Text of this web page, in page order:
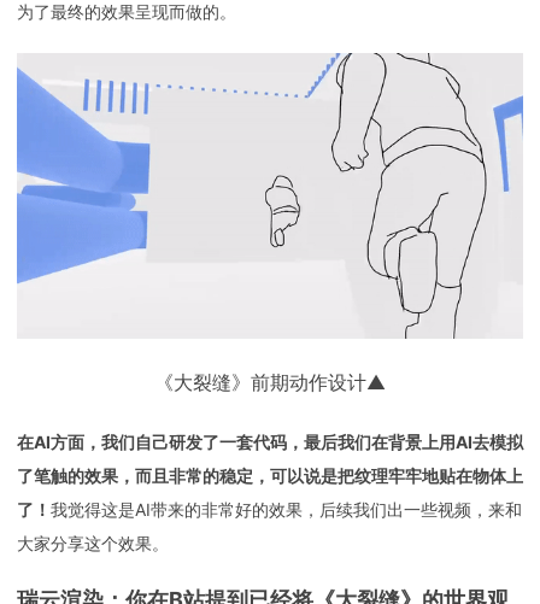
为了最终的效果呈现而做的。
《大裂缝》前期动作设计▲
在AI方面，我们自己研发了一套代码，最后我们在背景上用AI去模拟
了笔触的效果，而且非常的稳定，可以说是把纹理牢牢地贴在物体上
了！ 我觉得这是AI带来的非常好的效果，后续我们出一些视频，来和
大家分享这个效果。